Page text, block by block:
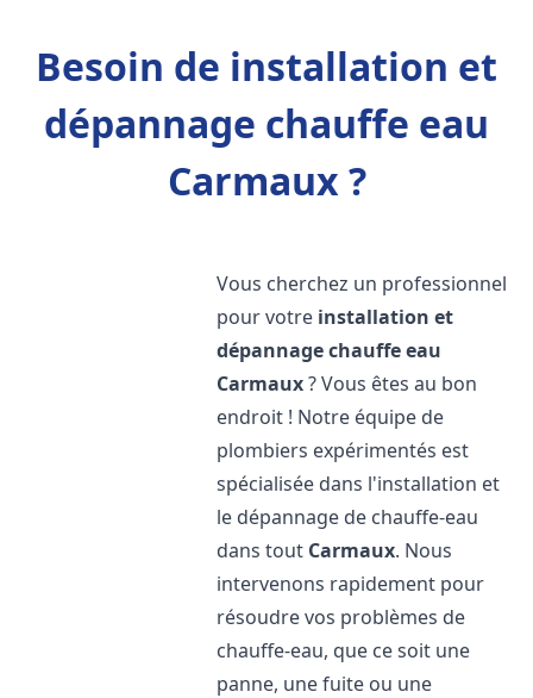
Besoin de installation et
dépannage chauffe eau
Carmaux ?
Vous cherchez un professionnel
pour votre installation et
dépannage chauffe eau
Carmaux? Vous êtes au bon
endroit ! Notre équipe de
plombiers expérimentés est
spécialisée dans l'installation et
le dépannage de chauffe-eau
dans tout Carmaux. Nous
intervenons rapidement pour
résoudre vos problèmes de
chauffe-eau, que ce soit une
panne, une fuite ou une